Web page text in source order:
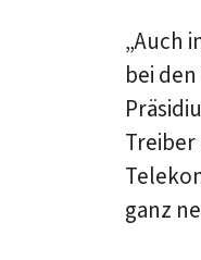
„Auch
bei
ganz